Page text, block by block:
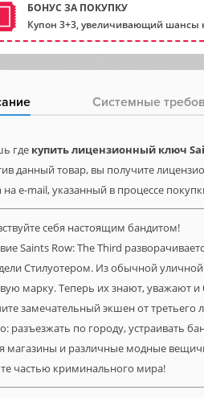
БОНУС ЗА ПОКУПКУ
Купон 3+3, увеличивающий шансы
Системные
где купить лицензионный ключ
данный товар, вы получите
на e-mail, указанный в процессе
себя настоящим бандитом!
Saints Row: The Third
Стилуотером. Из обычной
марку. Теперь их знают, уважают
замечательный экшен от
разъезжать по городу, устраивать
магазины и различные модные
частью криминального мира!